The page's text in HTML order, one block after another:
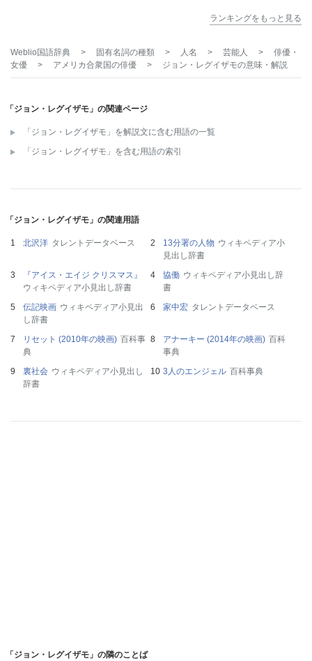
ランキングをもっと見る
Weblio国語辞典 > 固有名詞の種類 > 人名 > 芸能人 >
俳優・
女優
> アメリカ合衆国の俳優 > ジョン・レグイザモの意味・解説
「ジョン・レグイザモ」の関連ページ
「ジョン・レグイザモ」を解説文に含む用語の一覧
「ジョン・レグイザモ」を含む用語の索引
「ジョン・レグイザモ」の関連用語
北沢洋 タレントデータベース 13分署の人物 ウィキペディア小
見出し辞書
『アイス・エイジ クリスマス』
ウィキペディア小見出し辞書
協働 ウィキペディア小見出し辞
書
伝記映画 ウィキペディア小見出
し辞書
家中宏 タレントデータベース
リセット (2010年の映画) 百科事
典
アナーキー (2014年の映画) 百科
事典
裏社会 ウィキペディア小見出し
辞書
3人のエンジェル 百科事典
「ジョン・レグイザモ」の隣のことば